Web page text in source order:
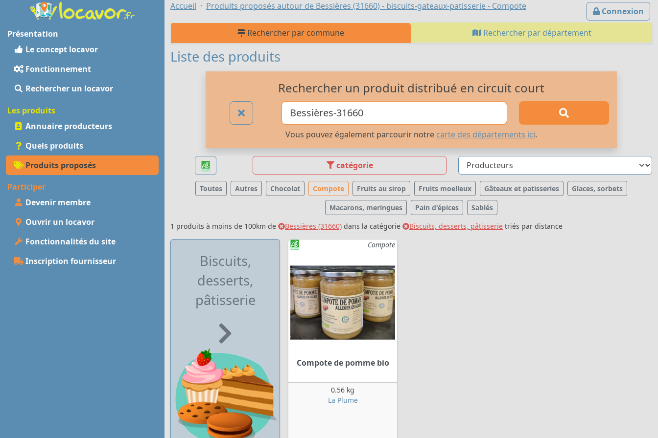
Présentation
Le concept locavor
Fonctionnement
Rechercher un locavor
Les produits
Annuaire producteurs
Quels produits
Produits proposés
Participer
Devenir membre
Ouvrir un locavor
Fonctionnalités du site
Inscription fournisseur
Connexion
Accueil Produits proposés autour de Bessières (31660) - biscuits-gateaux-patisserie - Compote
Rechercher par commune Rechercher par département
Liste des produits
Rechercher un produit distribué en circuit court
Vous pouvez également parcourir notre carte des départements ici.
catégorie
Toutes Autres Chocolat Compote Fruits au sirop Fruits moelleux Gâteaux et patisseries Glaces, sorbets
Macarons, meringues Pain d'épices
Sablés
1 produits à moins de 100km de
Bessières (31660) dans la catégorie Biscuits, desserts, pâtisserie triés par distance
Biscuits,
desserts,
pâtisserie
Compote
Compote de pomme bio
0.56 kg
La Plume